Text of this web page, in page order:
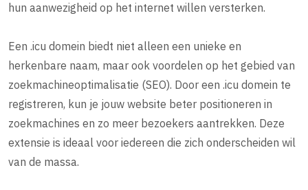
hun aanwezigheid op het internet willen versterken.
Een .icu domein biedt niet alleen een unieke en
herkenbare naam, maar ook voordelen op het gebied van
zoekmachineoptimalisatie (SEO). Door een .icu domein te
registreren, kun je jouw website beter positioneren in
zoekmachines en zo meer bezoekers aantrekken. Deze
extensie is ideaal voor iedereen die zich onderscheiden wil
van de massa.